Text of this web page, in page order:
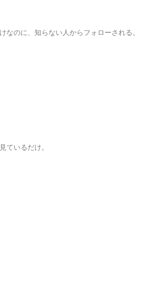
のに、知らない人からフォローされる。
ているだけ。